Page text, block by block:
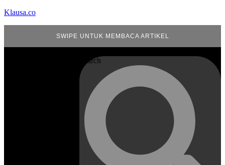
Klausa.co
SWIPE UNTUK MEMBACA ARTIKEL
Search